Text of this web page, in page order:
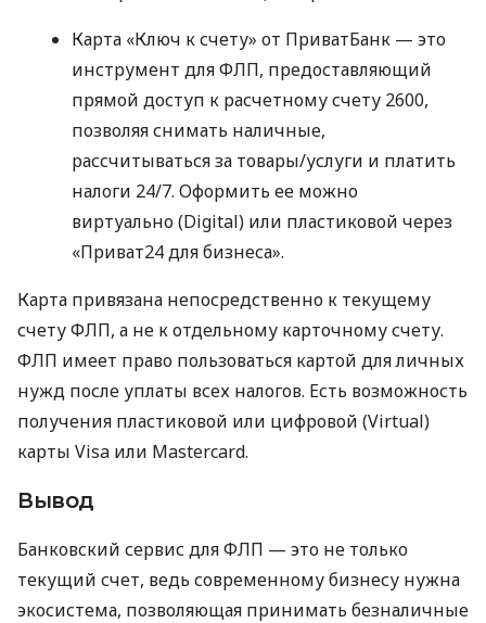
Карта «Ключ к счету» от ПриватБанк — это
инструмент для ФЛП, предоставляющий
прямой доступ к расчетному счету 2600,
позволяя снимать наличные,
рассчитываться за товары/услуги и платить
налоги 24/7. Оформить ее можно
виртуально (Digital) или пластиковой через
«Приват24 для бизнеса».
Карта привязана непосредственно к текущему
счету ФЛП, а не к отдельному карточному счету.
ФЛП имеет право пользоваться картой для личных
нужд после уплаты всех налогов. Есть возможность
получения пластиковой или цифровой (Virtual)
карты Visa или Mastercard.
Вывод
Банковский сервис для ФЛП — это не только
текущий счет, ведь современному бизнесу нужна
экосистема, позволяющая принимать безналичные